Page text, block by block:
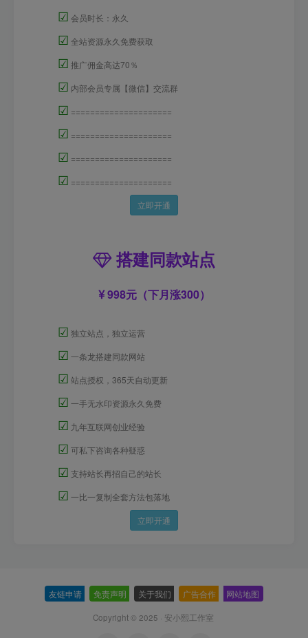
☑ 会员时长：永久
☑ 全站资源永久免费获取
☑ 推广佣金高达70％
☑ 内部会员专属【微信】交流群
☑ =====================
☑ =====================
☑ =====================
☑ =====================
立即开通
搭建同款站点
998元（下月涨300）
☑ 独立站点，独立运营
☑ 一条龙搭建同款网站
☑ 站点授权，365天自动更新
☑ 一手无水印资源永久免费
☑ 九年互联网创业经验
☑ 可私下咨询各种疑惑
☑ 支持站长再招自己的站长
☑ 一比一复制全套方法包落地
立即开通
友链申请 免责声明 关于我们 广告合作 网站地图
Copyright © 2025 · 安小熙工作室